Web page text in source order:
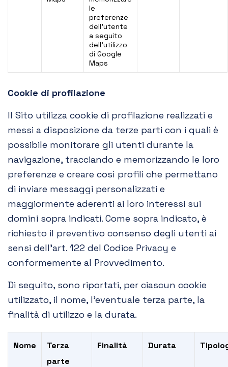
le
preferenze
dell’utente
a seguito
dell’utilizzo
di Google
Maps
Cookie di profilazione
Il Sito utilizza cookie di profilazione realizzati e
messi a disposizione da terze parti con i quali è
possibile monitorare gli utenti durante la
navigazione, tracciando e memorizzando le loro
preferenze e creare così profili che permettano
di inviare messaggi personalizzati e
maggiormente aderenti ai loro interessi sui
domini sopra indicati. Come sopra indicato, è
richiesto il preventivo consenso degli utenti ai
sensi dell’art. 122 del Codice Privacy e
conformemente al Provvedimento.
Di seguito, sono riportati, per ciascun cookie
utilizzato, il nome, l’eventuale terza parte, la
finalità di utilizzo e la durata.
Nome
Terza
parte
Finalità Durata